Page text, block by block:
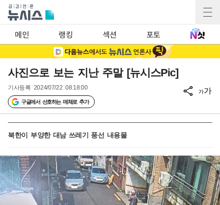
메인 랭킹 섹션 포토
사진으로 보는 지난 주말 [뉴시스Pic]
기사등록 2024/07/22 08:18:00
구글에서 선호하는 매체로 추가
가가
북한이 부양한 대남 쓰레기 풍선 내용물